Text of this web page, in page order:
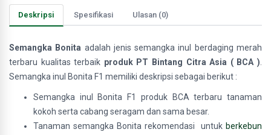
Deskripsi Spesifikasi Ulasan (0)
Semangka Bonita adalah jenis semangka inul berdaging merah
terbaru kualitas terbaik produk PT Bintang Citra Asia ( BCA )
Semangka inul Bonita F1 memiliki deskripsi sebagai berikut :
Semangka inul Bonita F1 produk BCA terbaru tanaman
kokoh serta cabang seragam dan sama besar.
Tanaman semangka Bonita rekomendasi untuk berkebun